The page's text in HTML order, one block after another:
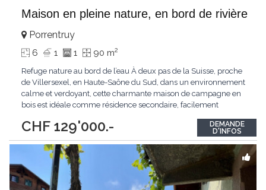
Maison en pleine nature, en bord de rivière
CHF 129'000.-
Porrentruy
6 1 1 90 m2
Refuge nature au bord de l’eau À deux pas de la Suisse, proche
de Villersexel, en Haute-Saône du Sud, dans un environnement
calme et verdoyant, cette charmante maison de campagne en
bois est idéale comme résidence secondaire, facilement
magnifique terrain plat, privatif et entièrement clôturé de plus
de 2’800 m², la propriété...
DEMANDE
D'INFOS